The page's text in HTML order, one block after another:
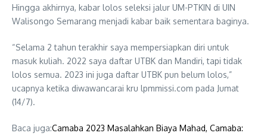
Hingga akhirnya, kabar lolos seleksi jalur UM-PTKIN di UIN
Walisongo Semarang menjadi kabar baik sementara baginya.
“Selama 2 tahun terakhir saya mempersiapkan diri untuk
masuk kuliah. 2022 saya daftar UTBK dan Mandiri, tapi tidak
lolos semua. 2023 ini juga daftar UTBK pun belum lolos,”
ucapnya ketika diwawancarai kru lpmmissi.com pada Jumat
(14/7).
Baca juga:Camaba 2023 Masalahkan Biaya Mahad, Camaba: